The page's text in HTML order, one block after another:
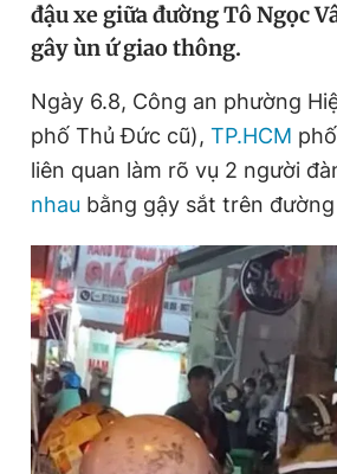
Video
Sản phẩm khác
Tiện ích Bạn
Thông tin tòa soạn Liên
Đọc Thanh Niên trên điện thoại
đậu xe giữa đường Tô Ngọc
gây ùn ứ giao thông.
Ngày 6.8, Công an phường
phố Thủ Đức cũ), TP.HCM
liên quan làm rõ vụ 2 người
nhau bằng gậy sắt trên